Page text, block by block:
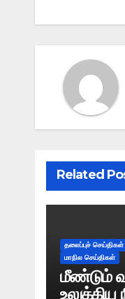
Related
தலைப்புச் செய்திகள்
மாநில செய்திகள்
மீண்டும்
உலுக்கிய